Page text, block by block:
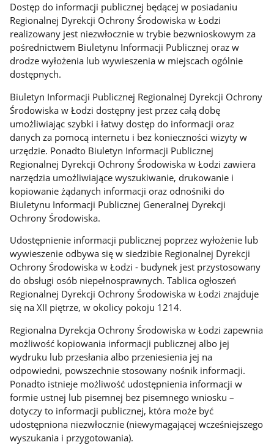
Dostęp do informacji publicznej będącej w posiadaniu
Regionalnej Dyrekcji Ochrony Środowiska w Łodzi
realizowany jest niezwłocznie w trybie bezwnioskowym za
pośrednictwem Biuletynu Informacji Publicznej oraz w
drodze wyłożenia lub wywieszenia w miejscach ogólnie
dostępnych.
Biuletyn Informacji Publicznej Regionalnej Dyrekcji Ochrony
Środowiska w Łodzi dostępny jest przez całą dobę
umożliwiając szybki i łatwy dostęp do informacji oraz
danych za pomocą internetu i bez konieczności wizyty w
urzędzie. Ponadto Biuletyn Informacji Publicznej
Regionalnej Dyrekcji Ochrony Środowiska w Łodzi zawiera
narzędzia umożliwiające wyszukiwanie, drukowanie i
kopiowanie żądanych informacji oraz odnośniki do
Biuletynu Informacji Publicznej Generalnej Dyrekcji
Ochrony Środowiska.
Udostępnienie informacji publicznej poprzez wyłożenie lub
wywieszenie odbywa się w siedzibie Regionalnej Dyrekcji
Ochrony Środowiska w Łodzi - budynek jest przystosowany
do obsługi osób niepełnosprawnych. Tablica ogłoszeń
Regionalnej Dyrekcji Ochrony Środowiska w Łodzi znajduje
się na XII piętrze, w okolicy pokoju 1214.
Regionalna Dyrekcja Ochrony Środowiska w Łodzi zapewnia
możliwość kopiowania informacji publicznej albo jej
wydruku lub przesłania albo przeniesienia jej na
odpowiedni, powszechnie stosowany nośnik informacji.
Ponadto istnieje możliwość udostępnienia informacji w
formie ustnej lub pisemnej bez pisemnego wniosku –
dotyczy to informacji publicznej, która może być
udostępniona niezwłocznie (niewymagającej wcześniejszego
wyszukania i przygotowania).